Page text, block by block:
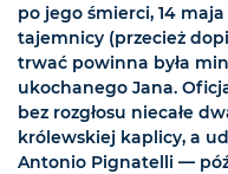
po jego śmierci, 14
tajemnicy (przecież
trwać powinna była
ukochanego Jana.
bez rozgłosu niecałe
królewskiej kaplicy, a
Antonio Pignatelli —